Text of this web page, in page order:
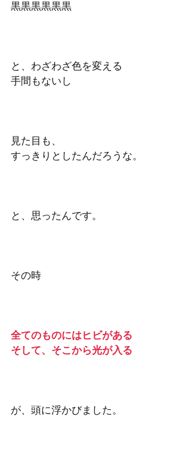
黒黒黒黒黒黒
と、わざわざ色を変える
手間もないし
見た目も、
すっきりとしたんだろうな。
と、思ったんです。
その時
全てのものにはヒビがある
そして、そこから光が入る
が、頭に浮かびました。